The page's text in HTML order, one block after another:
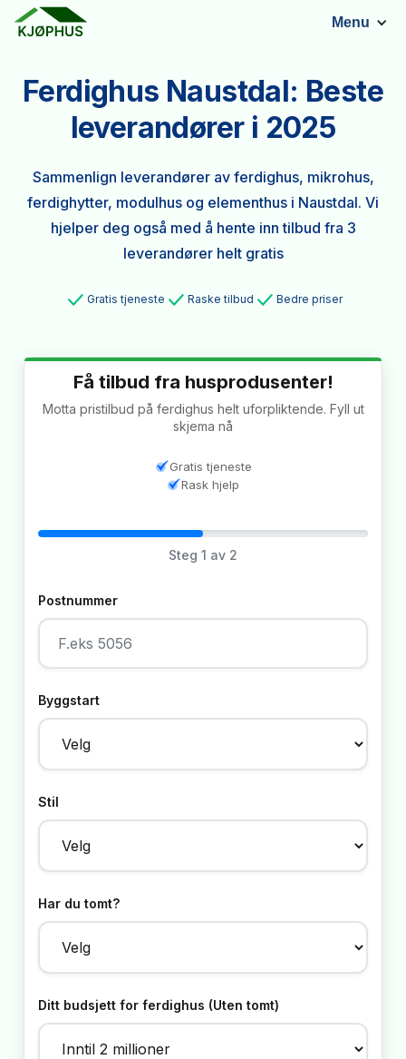
Menu
Ferdighus Naustdal: Beste
leverandører i 2025
Sammenlign leverandører av ferdighus, mikrohus,
ferdighytter, modulhus og elementhus i Naustdal. Vi
hjelper deg også med å hente inn tilbud fra 3
leverandører helt gratis
Gratis tjeneste Raske tilbud Bedre priser
Få tilbud fra husprodusenter!
Motta pristilbud på ferdighus helt uforpliktende. Fyll ut
skjema nå
Gratis tjeneste
Rask hjelp
Steg 1 av 2
Postnummer
Byggstart
Stil
Har du tomt?
Ditt budsjett for ferdighus (Uten tomt)